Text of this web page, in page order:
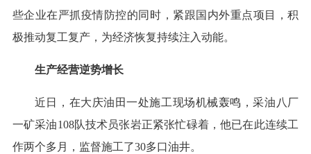
些企业在严抓疫情防控的同时，紧跟国内外重点项目，积
极推动复工复产，为经济恢复持续注入动能。
生产经营逆势增长
近日，在大庆油田一处施工现场机械轰鸣，采油八厂
一矿采油108队技术员张岩正紧张忙碌着，他已在此连续工
作两个多月，监督施工了30多口油井。